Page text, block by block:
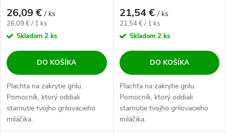
26,09 €/ ks
Jednotková cena:
26,09 € / 1 ks
Skladom 2 ks
DO KOŠÍKA
Plachta na zakrytie grilu.
Pomocník, ktorý oddiali
starnutie tvojho grilovacieho
miláčika.
21,54 €/ ks
Jednotková cena:
21,54 € / 1 ks
Skladom 2 ks
DO KOŠÍKA
Plachta na zakrytie grilu.
Pomocník, ktorý oddiali
starnutie tvojho grilovacieho
miláčika.